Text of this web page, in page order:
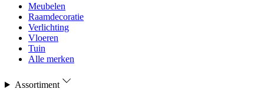
Meubelen
Raamdecoratie
Verlichting
Vloeren
Tuin
Alle merken
Assortiment